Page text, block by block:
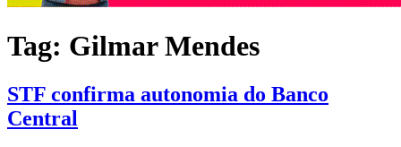
Tag: Gilmar Mendes
STF confirma autonomia do Banco
Central